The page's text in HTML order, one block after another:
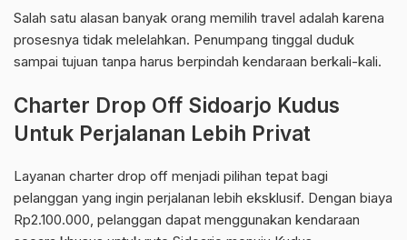
Salah satu alasan banyak orang memilih travel adalah karena
prosesnya tidak melelahkan. Penumpang tinggal duduk
sampai tujuan tanpa harus berpindah kendaraan berkali-kali.
Charter Drop Off Sidoarjo Kudus
Untuk Perjalanan Lebih Privat
Layanan charter drop off menjadi pilihan tepat bagi
pelanggan yang ingin perjalanan lebih eksklusif. Dengan biaya
Rp2.100.000, pelanggan dapat menggunakan kendaraan